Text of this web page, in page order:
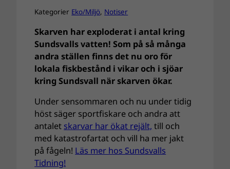
Kategorier Eko/Miljö, Notiser
Skarven har exploderat i antal kring
Sundsvalls vatten! Som på så många
andra ställen finns det nu oro för
lokala fiskbestånd i vikar och i sjöar
kring Sundsvall när skarven ökar.
Under sensommaren och nu under tidig
höst säger sportfiskare och andra att
antalet skarvar har ökat rejält, till och
med katastrofartat och vill ha mer jakt
på fågeln! Läs mer hos Sundsvalls
Tidning!